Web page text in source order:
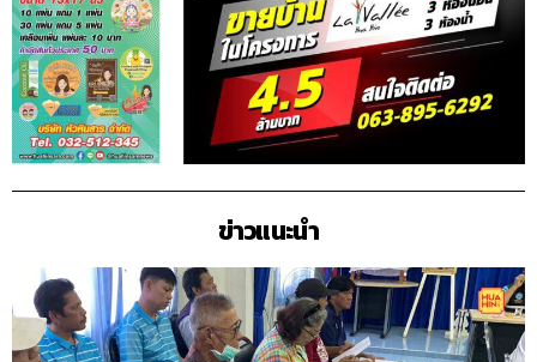
ข่าวแนะนำ